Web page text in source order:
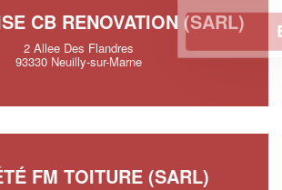
CB RENOVATION (SARL)
2 Allee Des Flandres
93330 Neuilly-sur-Marne
FM TOITURE (SARL)
En savoir plus